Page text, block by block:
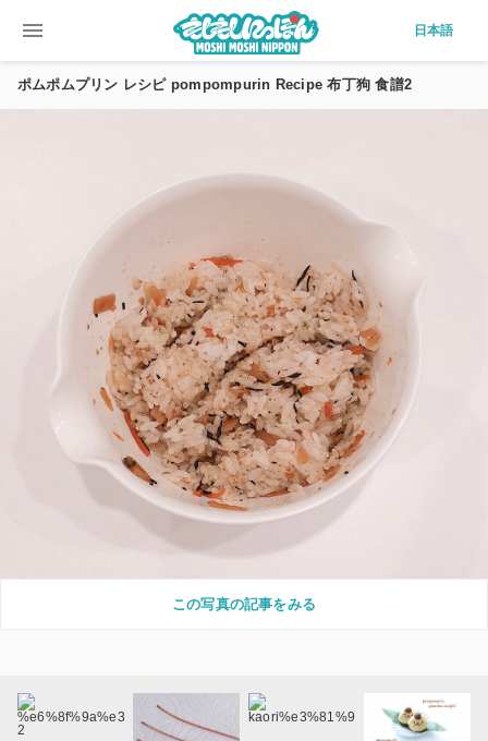
menu 日本語
ポムポムプリン レシピ pompompurin Recipe 布丁狗 食譜2
この写真の記事をみる